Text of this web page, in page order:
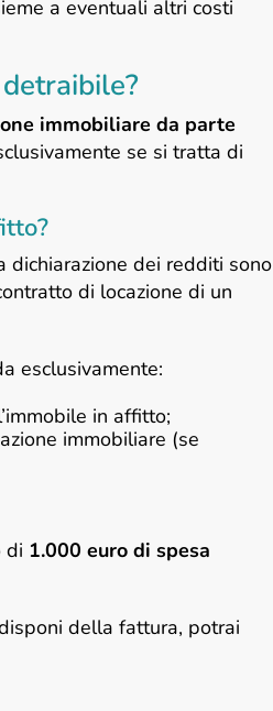
a eventuali altri costi
immobiliare da parte
se si tratta di
dichiarazione dei redditi sono
di locazione di un
esclusivamente:
in affitto;
immobiliare (se
di 1.000 euro di spesa
della fattura, potrai